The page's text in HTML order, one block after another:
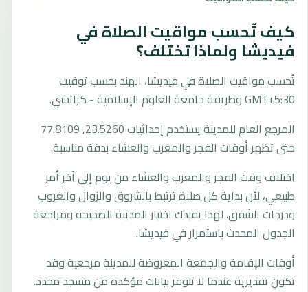
كيف تُحسب مواقيت الصلاة في
فيديشا ولماذا تختلف؟
تُحسب مواقيت الصلاة في فيديشا، الهند بحسب توقيت
GMT+5:30 وطريقة جامعة العلوم الإسلامية - كراتشي.
المرجع العام للمدينة يستخدم إحداثيات 23.5260, 77.8109
حتى تظهر أوقات الفجر والمغرب والعشاء بدقة مناسبة.
اختلاف وقت الفجر والمغرب والعشاء من يوم إلى آخر أمر
طبيعي، لأن بداية كل صلاة ترتبط بالشروق والزوال والغروب
ودرجات الشفق. لهذا يفيدك اختيار المدينة الصحيحة ومراجعة
الجدول المحدث باستمرار في فيديشا.
أوقات الإقامة والجمعة المعروضة للمدينة مرجعية وقد
تكون تقديرية عندما لا تتوفر بيانات مؤكدة من مسجد محدد.